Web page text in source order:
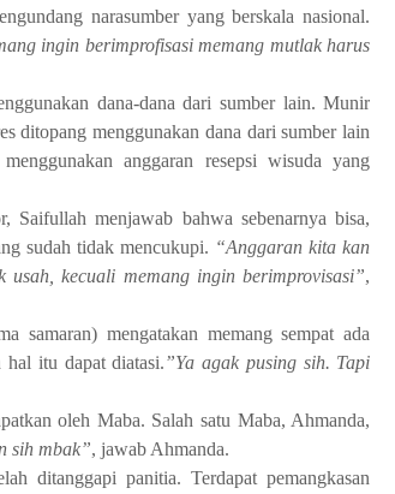
narasumber yang berskala nasional.
ingin berimprofisasi memang mutlak harus
dana-dana dari sumber lain. Munir
ditopang menggunakan dana dari sumber lain
menggunakan anggaran resepsi wisuda yang
Saifullah menjawab bahwa sebenarnya bisa,
sudah tidak mencukupi. “Anggaran kita kan
kecuali memang ingin berimprovisasi”,
samaran) mengatakan memang sempat ada
hal itu dapat diatasi.”Ya agak pusing sih. Tapi
oleh Maba. Salah satu Maba, Ahmanda,
sih mbak”, jawab Ahmanda.
ditanggapi panitia. Terdapat pemangkasan